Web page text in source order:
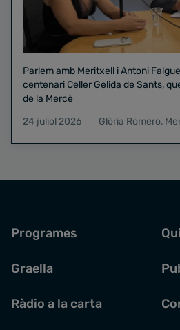
Parlem amb Meritxell i Antoni
centenari Celler Gelida de Sants, que enguany faran el pregó
de la Mercè
24 juliol 2026
Glòria Romero,
Programes
Graella
Ràdio a la carta